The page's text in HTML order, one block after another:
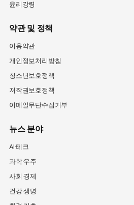
윤리강령
약관 및 정책
이용약관
개인정보처리방침
청소년보호정책
저작권보호정책
이메일무단수집거부
뉴스 분야
AI·테크
과학·우주
사회·경제
건강·생명